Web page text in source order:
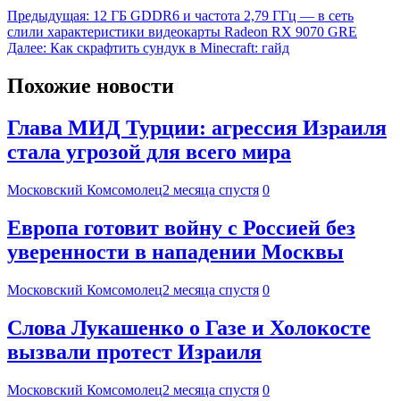
Предыдущая: 12 ГБ GDDR6 и частота 2,79 ГГц — в сеть
слили характеристики видеокарты Radeon RX 9070 GRE
Далее: Как скрафтить сундук в Minecraft: гайд
Похожие новости
Глава МИД Турции: агрессия Израиля
стала угрозой для всего мира
Московский Комсомолец2 месяца спустя 0
Европа готовит войну с Россией без
уверенности в нападении Москвы
Московский Комсомолец2 месяца спустя 0
Слова Лукашенко о Газе и Холокосте
вызвали протест Израиля
Московский Комсомолец2 месяца спустя 0